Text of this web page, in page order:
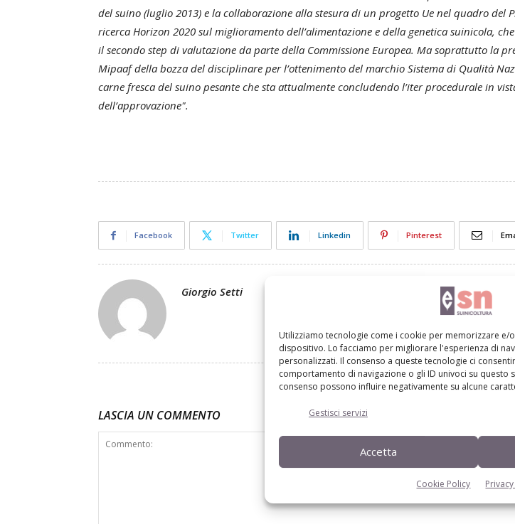
Utilizziamo tecnologie come i cookie per memorizzare e/
dispositivo. Lo facciamo per migliorare l'esperienza di
personalizzati. Il consenso a queste tecnologie ci
comportamento di navigazione o gli ID univoci su questo
consenso possono influire negativamente su alcune
Gestisci servizi
Accetta
Cookie Policy
del suino (luglio 2013) e la collaborazione alla stesura di un progetto Ue nel quadro del
ricerca Horizon 2020 sul miglioramento dell’alimentazione e della genetica suinicola,
il secondo step di valutazione da parte della Commissione Europea. Ma soprattutto la
Mipaaf della bozza del disciplinare per l’ottenimento del marchio Sistema di Qualità
carne fresca del suino pesante che sta attualmente concludendo l’iter procedurale in
dell’approvazione".
Facebook Twitter Linkedin Pinterest
Giorgio Setti
LASCIA UN COMMENTO